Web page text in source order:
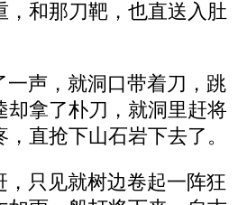
，和那刀靶，也直送入肚
一声，就洞口带着刀，跳
却拿了朴刀，就洞里赶将
直抢下山石岩下去了。
，只见就树边卷起一阵狂